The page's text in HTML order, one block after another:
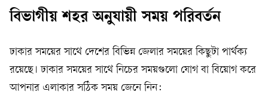
বিভাগীয় শহর অনুযায়ী সময় পরিবর্তন
ঢাকার সময়ের সাথে দেশের বিভিন্ন জেলার সময়ের কিছুটা পার্থক্য
রয়েছে। ঢাকার সময়ের সাথে নিচের সময়গুলো যোগ বা বিয়োগ করে
আপনার এলাকার সঠিক সময় জেনে নিন: